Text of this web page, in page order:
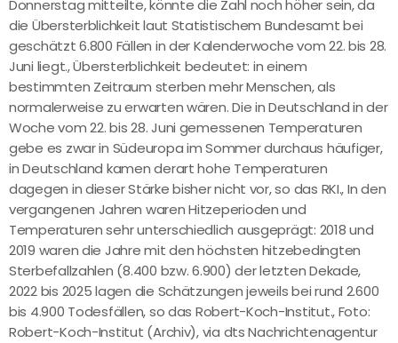
Donnerstag mitteilte, könnte die Zahl noch höher sein, da
die Übersterblichkeit laut Statistischem Bundesamt bei
geschätzt 6.800 Fällen in der Kalenderwoche vom 22. bis 28.
Juni liegt., Übersterblichkeit bedeutet: in einem
bestimmten Zeitraum sterben mehr Menschen, als
normalerweise zu erwarten wären. Die in Deutschland in der
Woche vom 22. bis 28. Juni gemessenen Temperaturen
gebe es zwar in Südeuropa im Sommer durchaus häufiger,
in Deutschland kamen derart hohe Temperaturen
dagegen in dieser Stärke bisher nicht vor, so das RKI., In den
vergangenen Jahren waren Hitzeperioden und
Temperaturen sehr unterschiedlich ausgeprägt: 2018 und
2019 waren die Jahre mit den höchsten hitzebedingten
Sterbefallzahlen (8.400 bzw. 6.900) der letzten Dekade,
2022 bis 2025 lagen die Schätzungen jeweils bei rund 2.600
bis 4.900 Todesfällen, so das Robert-Koch-Institut., Foto:
Robert-Koch-Institut (Archiv), via dts Nachrichtenagentur